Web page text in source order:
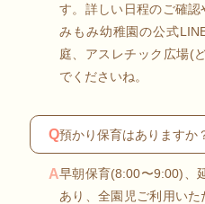
す。詳しい日程のご確認
みもみ幼稚園の公式
庭、アスレチック広場(
でくださいね。
Q預かり保育はありますか
A早朝保育(8:00〜9:00)、
あり、全園児ご利用い